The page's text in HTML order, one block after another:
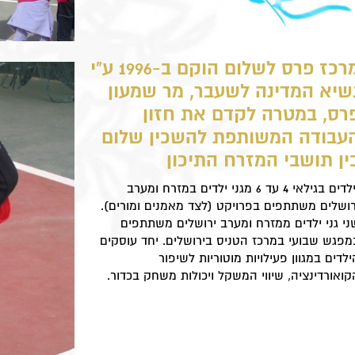
מרכז פרס לשלום הוקם ב-1996 ע"י
המדינה לשעבר, מר שמעון
במטרה לקדם את חזון
המשותפת להשכין שלום
תושבי המזרח התיכון
ילדים בגילאי 4 עד 6 מגני ילדים במזרח ומערב
משתתפים בפרויקט (לצד מאמנים ומורים).
גני ילדים ממזרח ומערב ירושלים משתתפים
שבועי במרכז הטניס בירושלים. יחד עוסקים
במגוון פעילויות מוטוריות לשיפור
שיווי המשקל ויכולות משחק בכדור.